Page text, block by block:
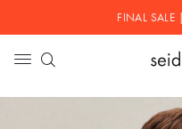
FINAL SALE |